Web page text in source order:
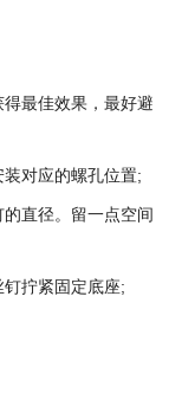
最佳效果，最好避
对应的螺孔位置;
直径。留一点空间
拧紧固定底座;